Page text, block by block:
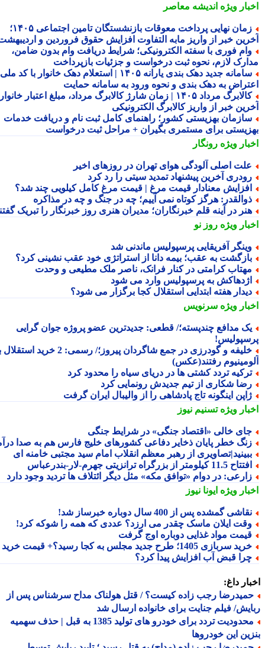
ویژهاندیشه معاصر
زمان نهایی پرداخت معوقات بازنشستگان تامین اجتماعی ۱۴۰۵؛
خبر از واریز مابه التفاوت افزایش حقوق فروردین و اردیبهشت
فوری با سفته الکترونیکی؛ شرایط دریافت وام بدون ضامن،
لازم، نحوه ثبت درخواست و جزئیات بازپرداخت
سامانه جدید دهک بندی یارانه ۱۴۰۵ | استعلام دهک خانوار با کد ملی،
به دهک بندی و نحوه ورود به سامانه حمایت
کالابرگ مرداد ۱۴۰۵ | زمان شارژ کالابرگ مرداد، مبلغ اعتبار خانوار و
خبر از واریز کالابرگ الکترونیکی
بهزیستی کشور؛ راهنمای کامل ثبت نام و دریافت خدمات
برای مستمری بگیران + مراحل ثبت درخواست
ویژهرونگار
اصلی آلودگی هوای تهران در روزهای اخیر
آخرین پیشنهاد تمدید سیتی را رد کرد
معنادار قیمت مرغ | قیمت مرغ کامل کیلویی چند شد؟
هرگز کوتاه نمی آییم؛ چه در جنگ و چه در مذاکره
در آینه قلم خبرنگاران؛ مدیران هنری روز خبرنگار را تبریک گفتند
ویژهروز نو
آفریقایی پرسپولیس ماندنی شد
به عقب؛ بیمه دانا از استراتژی خود عقب نشینی کرد؟
کرامتی در کنار فرانک، ناصر ملک مطیعی و وحدت
به پرسپولیس وارد می شود
هفته ابتدایی استقلال کجا برگزار می شود؟
ویژهسرنویس
مدافع چندپسته؛/ قطعی: جدیدترین عضو پروژه جوان گرایی
خلیفه و گودرزی در جمع شاگردان پیروز؛/ رسمی: 2 خرید استقلال به
رفتند(عکس)
تردد کشتی ها در دریای سیاه را محدود کرد
شکاری از تیم جدیدش رونمایی کرد
اینگونه تاج پادشاهی را از والیبال ایران گرفت
ویژهتسنیم نیوز
خالی «اقتصاد جنگی» در شرایط جنگی
خطر پایان ذخایر دفاعی کشورهای خلیج فارس هم به صدا درآمد
از رهبر معظم انقلاب امام سید مجتبی خامنه ای
11.5 کیلومتر از بزرگراه ترانزیتی جهرم-لار-بندرعباس
در دوام «توافق مکه» مثل دیگر ائتلاف ها تردید وجود دارد
ویژهایونا نیوز
گمشده پس از 400 سال دوباره خبرساز شد!
ایلان ماسک چقدر می ارزد؟ عددی که همه را شوکه کرد!
مواد غذایی دوباره اوج گرفت
سربازی 1405؛ طرح جدید مجلس به کجا رسید؟+ قیمت خرید
قبض آب افزایش پیدا کرد؟
داغ:
رجب زاده کیست؟ / قتل هولناک مداح سرشناس پس از
فیلم جنایت برای خانواده ارسال شد
محدودیت تردد برای خودرو های تولید 1385 به قبل | حذف سهمیه
این خودروها